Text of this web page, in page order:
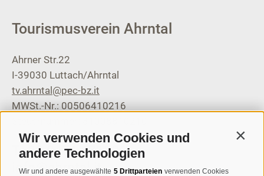
Wir verwenden Cookies und
andere Technologien
Wir und andere ausgewählte 5 Drittparteien verwenden Cookies
Tourismusverein Ahrntal
Ahrner Str.22
I-39030 Luttach/Ahrntal
tv.ahrntal@pec-bz.it
MWSt.-Nr.: 00506410216
T+39 0474 671136
info@ahrntal.it